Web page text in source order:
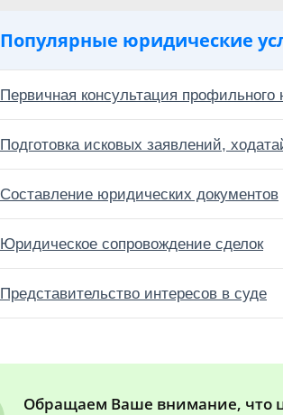
Популярные юридические
Первичная консультация профильного
Подготовка исковых заявлений,
Составление юридических документов
Юридическое сопровождение сделок
Представительство интересов в суде
Обращаем Ваше внимание, что